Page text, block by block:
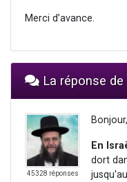
Merci d’avance.
La réponse de
45328 réponses
Bonjour,
En
dort